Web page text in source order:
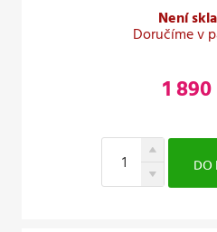
Není
Doručíme v
1
DO